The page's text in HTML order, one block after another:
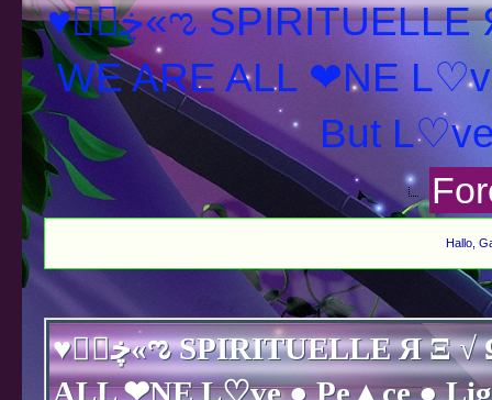
♥ڿڰۣ«ಌ SPIRITUELLE Я Ξ √ Ω L U T ↑ ☼ N - Forum -
WE ARE ALL ❤NE
Hallo,
♥ڿڰۣ«ಌ SPIRITUELLE Я Ξ √ Ω L U T ↑ ☼ N - Forum - WE ARE